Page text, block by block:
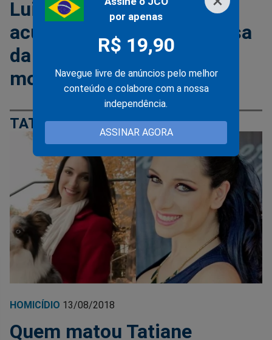
por apenas
R$ 19,90
Navegue livre de anúncios pelo melhor
conteúdo e colabore com a nossa
independência.
ASSINAR AGORA
Luis Felipe Manvailer,
acusado de lançar a esposa
da sacada do prédio onde
moravam (veja o vídeo)
TATIANE SPITZNER
HOMICÍDIO 13/08/2018
Quem matou Tatiane